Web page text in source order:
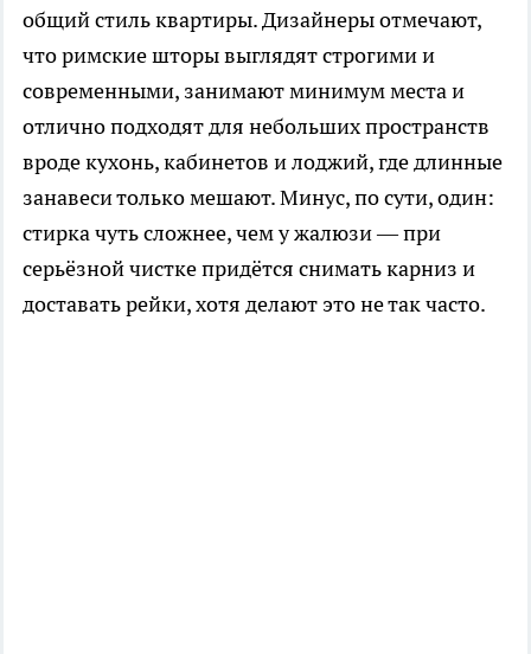
общий стиль квартиры. Дизайнеры отмечают,
что римские шторы выглядят строгими и
современными, занимают минимум места и
отлично подходят для небольших пространств
вроде кухонь, кабинетов и лоджий, где длинные
занавеси только мешают. Минус, по сути, один:
стирка чуть сложнее, чем у жалюзи — при
серьёзной чистке придётся снимать карниз и
доставать рейки, хотя делают это не так часто.